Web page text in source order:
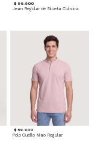
$ 99.900
Jean Regular de Silueta Clásica
$ 59.900
Polo Cuello Mao Regular